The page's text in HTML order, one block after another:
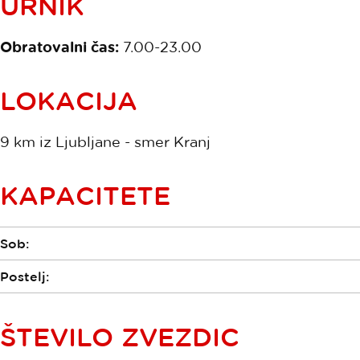
Obratovalni čas: 7.00-23.00
LOKACIJA
9 km iz Ljubljane - smer Kranj
KAPACITETE
Sob:
Postelj:
ŠTEVILO ZVEZDIC